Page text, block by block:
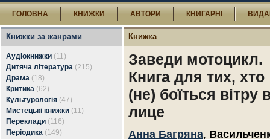
ГОЛОВНА КНИЖКИ АВТОРИ КНИГАРНІ
Книжки за жанрами
Аудіокнижки (11)
Дитяча література (215)
Драма (18)
Критика (62)
Культурологія (47)
Мистецькі книжки (11)
Переклади (116)
Періодика (149)
Книжка
Заведи мотоцикл.
Книга для тих, хто
(не) боїться вітру
лице
Анна Багряна,